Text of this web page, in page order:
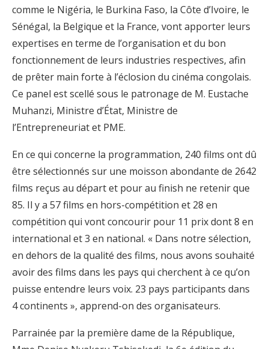
comme le Nigéria, le Burkina Faso, la Côte d’Ivoire, le
Sénégal, la Belgique et la France, vont apporter leurs
expertises en terme de l’organisation et du bon
fonctionnement de leurs industries respectives, afin
de prêter main forte à l’éclosion du cinéma congolais.
Ce panel est scellé sous le patronage de M. Eustache
Muhanzi, Ministre d’État, Ministre de
l’Entrepreneuriat et PME.
En ce qui concerne la programmation, 240 films ont dû
être sélectionnés sur une moisson abondante de 2642
films reçus au départ et pour au finish ne retenir que
85. Il y a 57 films en hors-compétition et 28 en
compétition qui vont concourir pour 11 prix dont 8 en
international et 3 en national. « Dans notre sélection,
en dehors de la qualité des films, nous avons souhaité
avoir des films dans les pays qui cherchent à ce qu’on
puisse entendre leurs voix. 23 pays participants dans
4 continents », apprend-on des organisateurs.
Parrainée par la première dame de la République,